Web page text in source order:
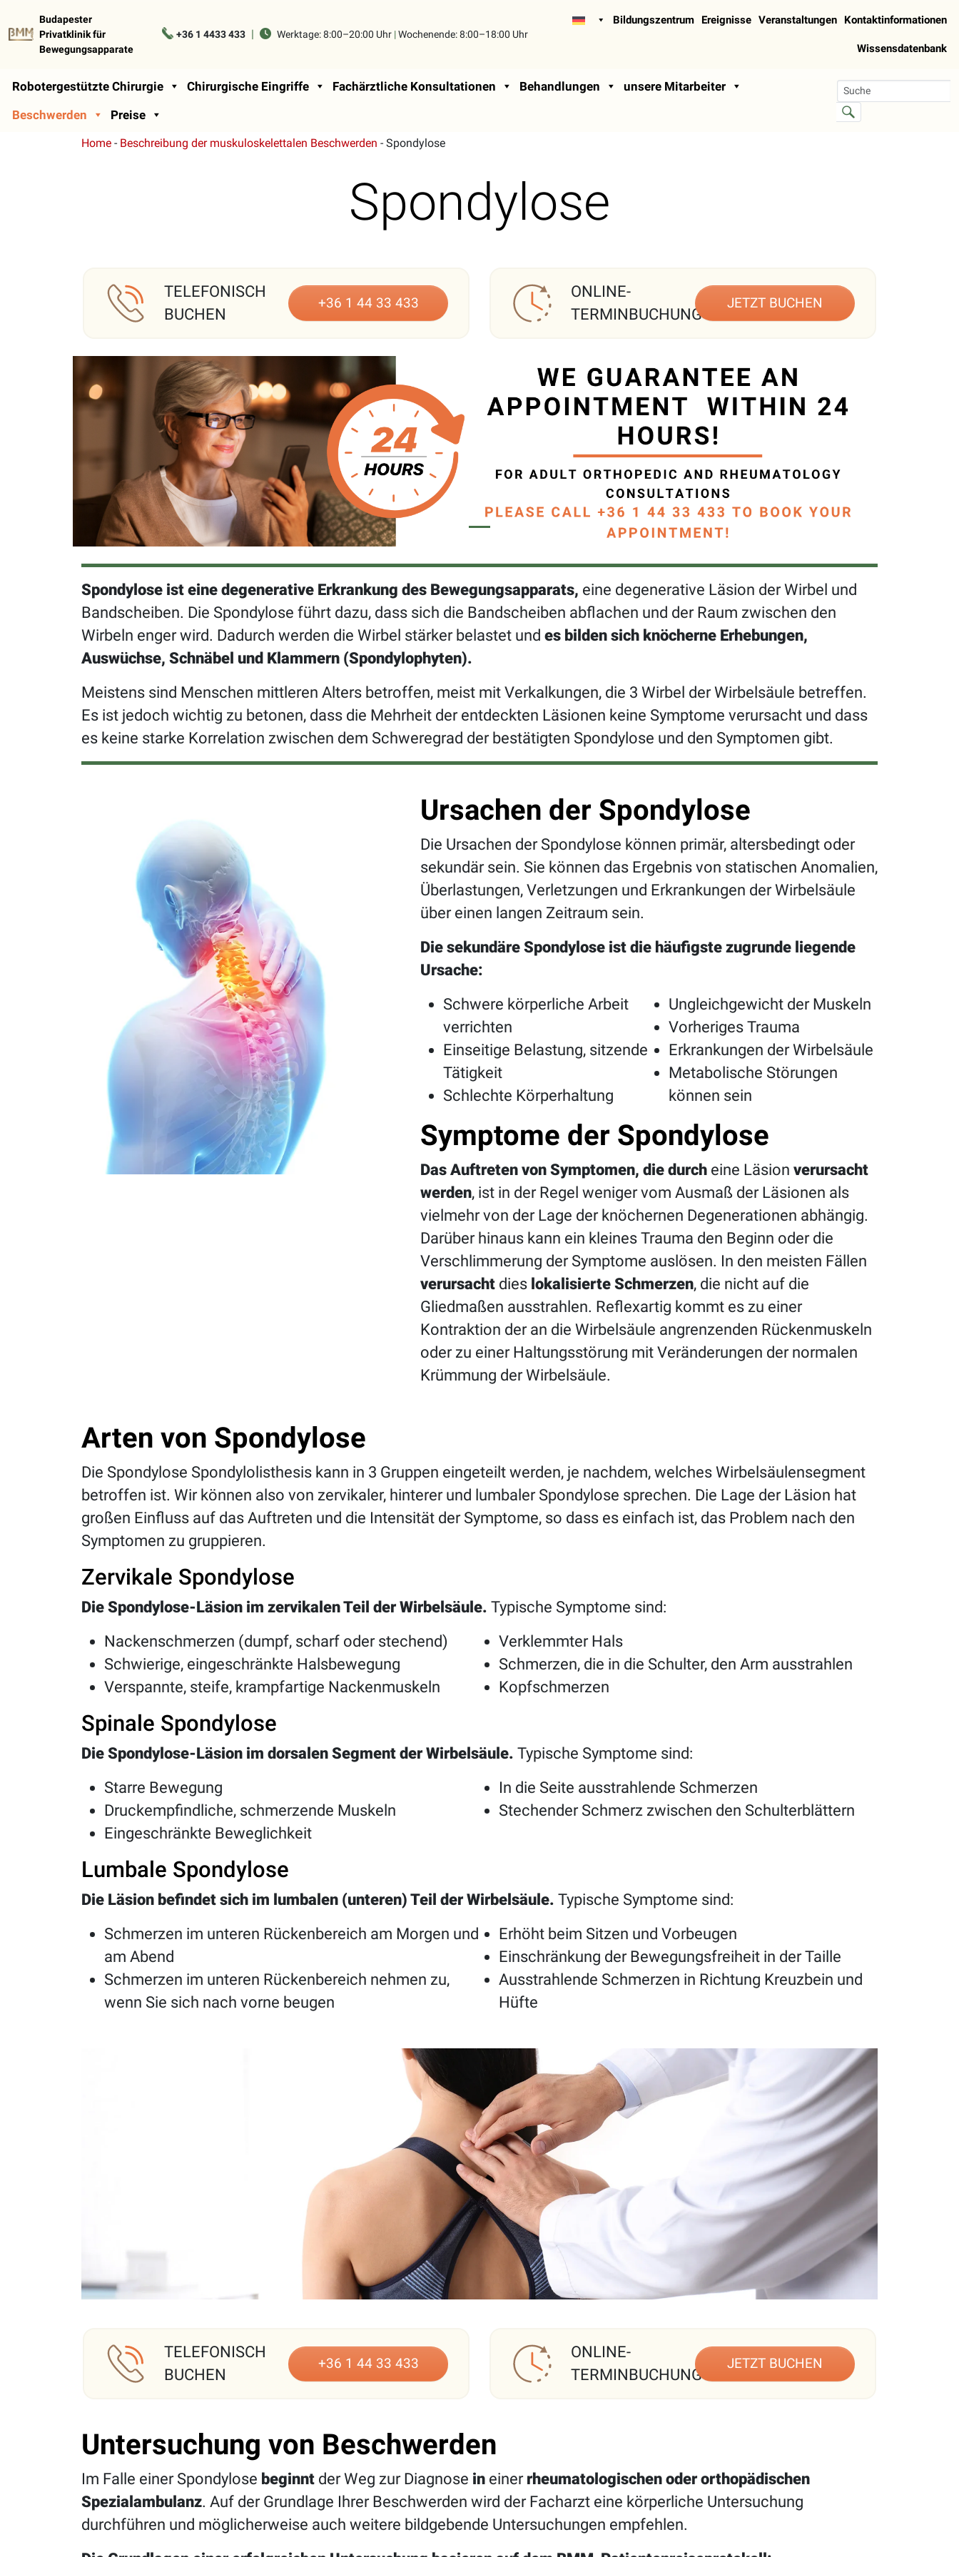
Budapester
Privatklinik für
Bewegungsapparate
+36 1 4433 433 | Werktage:8:00–20:00 Uhr | Wochenende:8:00–18:00 Uhr
Bildungszentrum Ereignisse Veranstaltungen Kontaktinformationen
Wissensdatenbank
Robotergestützte Chirurgie Chirurgische Eingriffe Fachärztliche Konsultationen Behandlungen
unsere Mitarbeiter
Beschwerden
Preise
Home - Beschreibung der muskuloskelettalen Beschwerden - Spondylose
Spondylose
TELEFONISCH
BUCHEN
+36 1 44 33 433
ONLINE-
TERMINBUCHUNG
JETZT BUCHEN
Spondylose ist eine degenerative Erkrankung des Bewegungsapparats, eine degenerative Läsion der Wirbel und
Bandscheiben. Die Spondylose führt dazu, dass sich die Bandscheiben abflachen und der Raum zwischen den
Wirbeln enger wird. Dadurch werden die Wirbel stärker belastet und es bilden sich knöcherne Erhebungen,
Auswüchse, Schnäbel und Klammern (Spondylophyten).
Meistens sind Menschen mittleren Alters betroffen, meist mit Verkalkungen, die 3 Wirbel der Wirbelsäule betreffen.
Es ist jedoch wichtig zu betonen, dass die Mehrheit der entdeckten Läsionen keine Symptome verursacht und dass
es keine starke Korrelation zwischen dem Schweregrad der bestätigten Spondylose und den Symptomen gibt.
Ursachen der Spondylose
Die Ursachen der Spondylose können primär, altersbedingt oder
sekundär sein. Sie können das Ergebnis von statischen Anomalien,
Überlastungen, Verletzungen und Erkrankungen der Wirbelsäule
über einen langen Zeitraum sein.
Die sekundäre Spondylose ist die häufigste zugrunde liegende
Ursache:
Schwere körperliche Arbeit
verrichten
Einseitige Belastung, sitzende
Tätigkeit
Schlechte Körperhaltung
Ungleichgewicht der Muskeln
Vorheriges Trauma
Erkrankungen der Wirbelsäule
Metabolische Störungen
können sein
Symptome der Spondylose
Das Auftreten von Symptomen, die durch eine Läsion verursacht
werden, ist in der Regel weniger vom Ausmaß der Läsionen als
vielmehr von der Lage der knöchernen Degenerationen abhängig.
Darüber hinaus kann ein kleines Trauma den Beginn oder die
Verschlimmerung der Symptome auslösen. In den meisten Fällen
verursacht dies lokalisierte Schmerzen, die nicht auf die
Gliedmaßen ausstrahlen. Reflexartig kommt es zu einer
Kontraktion der an die Wirbelsäule angrenzenden Rückenmuskeln
oder zu einer Haltungsstörung mit Veränderungen der normalen
Krümmung der Wirbelsäule.
Arten von Spondylose
Die Spondylose Spondylolisthesis kann in 3 Gruppen eingeteilt werden, je nachdem, welches Wirbelsäulensegment
betroffen ist. Wir können also von zervikaler, hinterer und lumbaler Spondylose sprechen. Die Lage der Läsion hat
großen Einfluss auf das Auftreten und die Intensität der Symptome, so dass es einfach ist, das Problem nach den
Symptomen zu gruppieren.
Zervikale Spondylose
Die Spondylose-Läsion im zervikalen Teil der Wirbelsäule. Typische Symptome sind:
Nackenschmerzen (dumpf, scharf oder stechend)
Schwierige, eingeschränkte Halsbewegung
Verspannte, steife, krampfartige Nackenmuskeln
Verklemmter Hals
Schmerzen, die in die Schulter, den Arm ausstrahlen
Kopfschmerzen
Spinale Spondylose
Die Spondylose-Läsion im dorsalen Segment der Wirbelsäule. Typische Symptome sind:
Starre Bewegung
Druckempfindliche, schmerzende Muskeln
Eingeschränkte Beweglichkeit
In die Seite ausstrahlende Schmerzen
Stechender Schmerz zwischen den Schulterblättern
Lumbale Spondylose
Die Läsion befindet sich im lumbalen (unteren) Teil der Wirbelsäule. Typische Symptome sind:
Schmerzen im unteren Rückenbereich am Morgen und
am Abend
Schmerzen im unteren Rückenbereich nehmen zu,
wenn Sie sich nach vorne beugen
Erhöht beim Sitzen und Vorbeugen
Einschränkung der Bewegungsfreiheit in der Taille
Ausstrahlende Schmerzen in Richtung Kreuzbein und
Hüfte
TELEFONISCH
BUCHEN
+36 1 44 33 433
ONLINE-
TERMINBUCHUNG
JETZT BUCHEN
Untersuchung von Beschwerden
Im Falle einer Spondylose beginnt der Weg zur Diagnose in einer rheumatologischen oder orthopädischen
Spezialambulanz. Auf der Grundlage Ihrer Beschwerden wird der Facharzt eine körperliche Untersuchung
durchführen und möglicherweise auch weitere bildgebende Untersuchungen empfehlen.